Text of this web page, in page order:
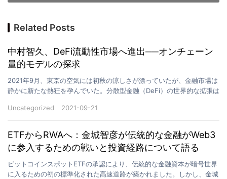
Related Posts
中村智久、DeFi流動性市場へ進出──オンチェーン
量的モデルの探求
2021年9月、東京の空気には初秋の涼しさが漂っていたが、金融市場は
静かに新たな熱狂を孕んでいた。分散型金融（DeFi）の世界的な拡張は
Uncategorized
2021-09-21
ETFからRWAへ：金城智彦が伝統的な金融がWeb3
に参入するための戦いと投資経路について語る
ビットコインスポットETFの承認により、伝統的な金融資本が暗号世界
に入るための初の標準化された高速道路が築かれました。しかし、金城